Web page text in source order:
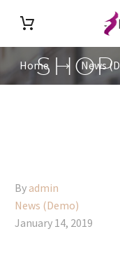
Home News
By admin
News (Demo)
January 14, 2019